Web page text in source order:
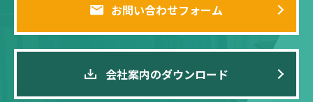
お問い合わせフォーム
会社案内のダウンロード